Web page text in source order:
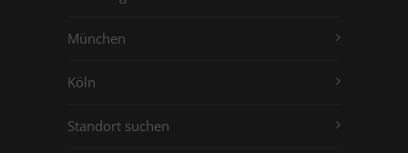
München
Köln
Standort suchen